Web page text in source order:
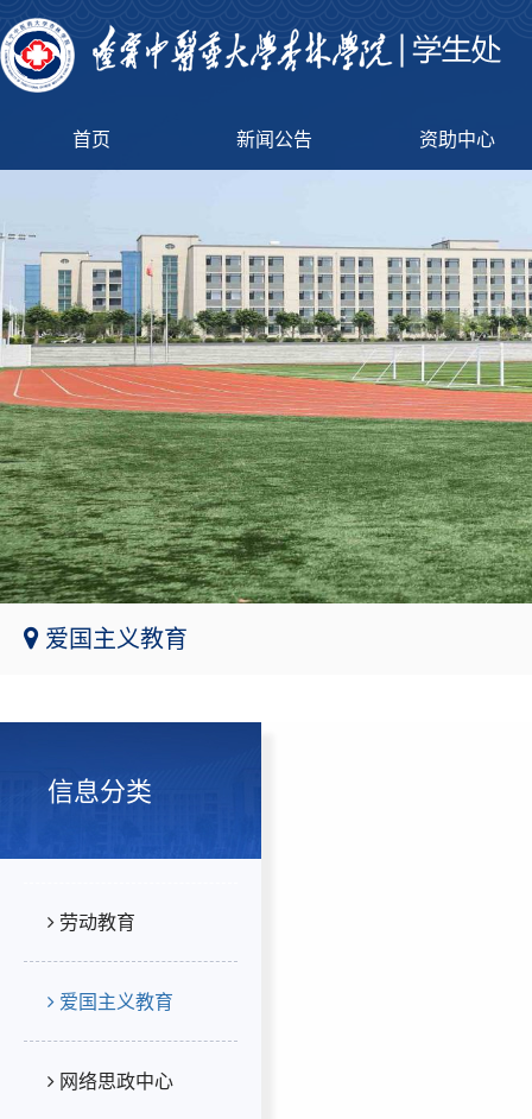
首页 新闻公告 资助中心
爱国主义教育
信息分类
劳动教育
爱国主义教育
网络思政中心